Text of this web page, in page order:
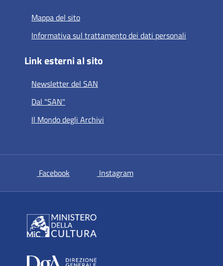
Mappa del sito
Informativa sul trattamento dei dati personali
Link esterni al sito
Newsletter del SAN
Dal "SAN"
Il Mondo degli Archivi
Facebook si apre in una nuova scheda
Instagramsi apre in una nuova